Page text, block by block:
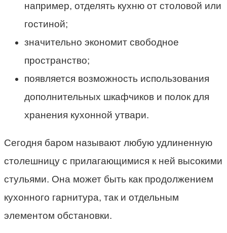
например, отделять кухню от столовой или
гостиной;
значительно экономит свободное
пространство;
появляется возможность использования
дополнительных шкафчиков и полок для
хранения кухонной утвари.
Сегодня баром называют любую удлиненную
столешницу с прилагающимися к ней высокими
стульями. Она может быть как продолжением
кухонного гарнитура, так и отдельным
элементом обстановки.